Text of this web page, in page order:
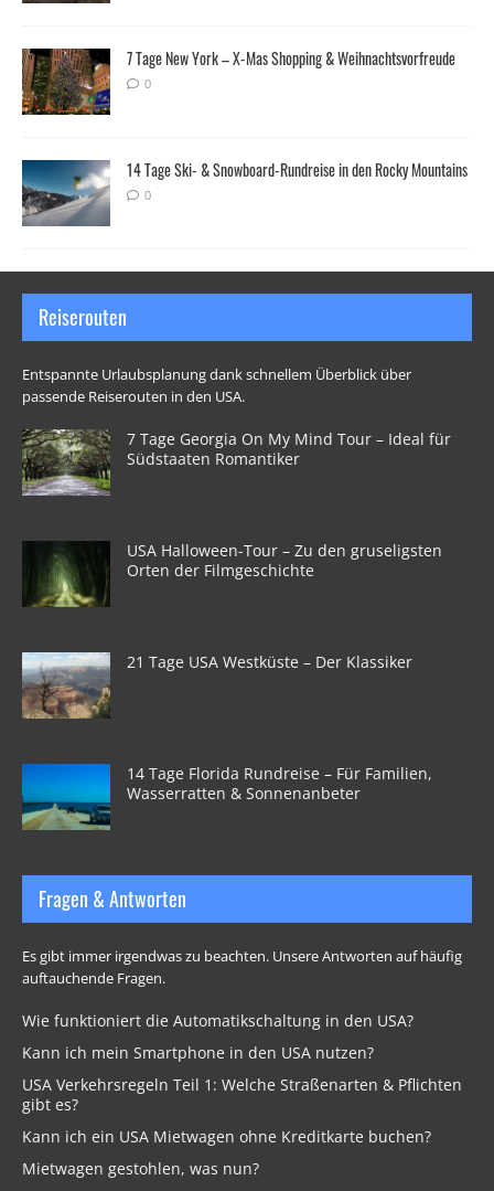
7 Tage New York – X-Mas Shopping & Weihnachtsvorfreude
0
14 Tage Ski- & Snowboard-Rundreise in den Rocky Mountains
0
Reiserouten
Entspannte Urlaubsplanung dank schnellem Überblick über
passende Reiserouten in den USA.
7 Tage Georgia On My Mind Tour – Ideal für
Südstaaten Romantiker
USA Halloween-Tour – Zu den gruseligsten
Orten der Filmgeschichte
21 Tage USA Westküste – Der Klassiker
14 Tage Florida Rundreise – Für Familien,
Wasserratten & Sonnenanbeter
Fragen & Antworten
Es gibt immer irgendwas zu beachten. Unsere Antworten auf häufig
auftauchende Fragen.
Wie funktioniert die Automatikschaltung in den USA?
Kann ich mein Smartphone in den USA nutzen?
USA Verkehrsregeln Teil 1: Welche Straßenarten & Pflichten
gibt es?
Kann ich ein USA Mietwagen ohne Kreditkarte buchen?
Mietwagen gestohlen, was nun?